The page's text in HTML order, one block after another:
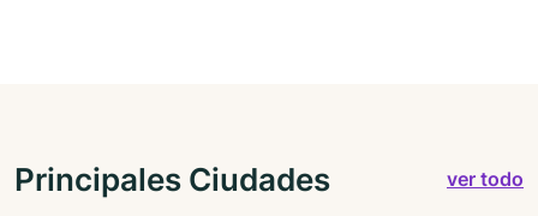
Principales Ciudades ver todo